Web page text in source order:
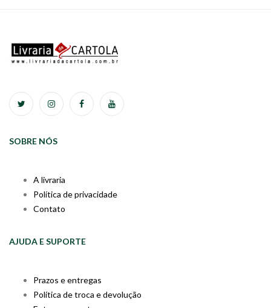
SOBRE NÓS
A livraria
Política de privacidade
Contato
AJUDA E SUPORTE
Prazos e entregas
Política de troca e devolução